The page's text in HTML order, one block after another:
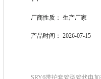
厂商性质： 生产厂家
产品时间： 2026-07-15
SRY6带护套管型管状电